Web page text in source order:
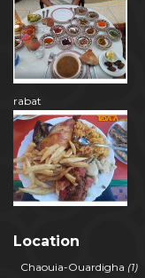
rabat
Location
Chaouia-Ouardigha (1)